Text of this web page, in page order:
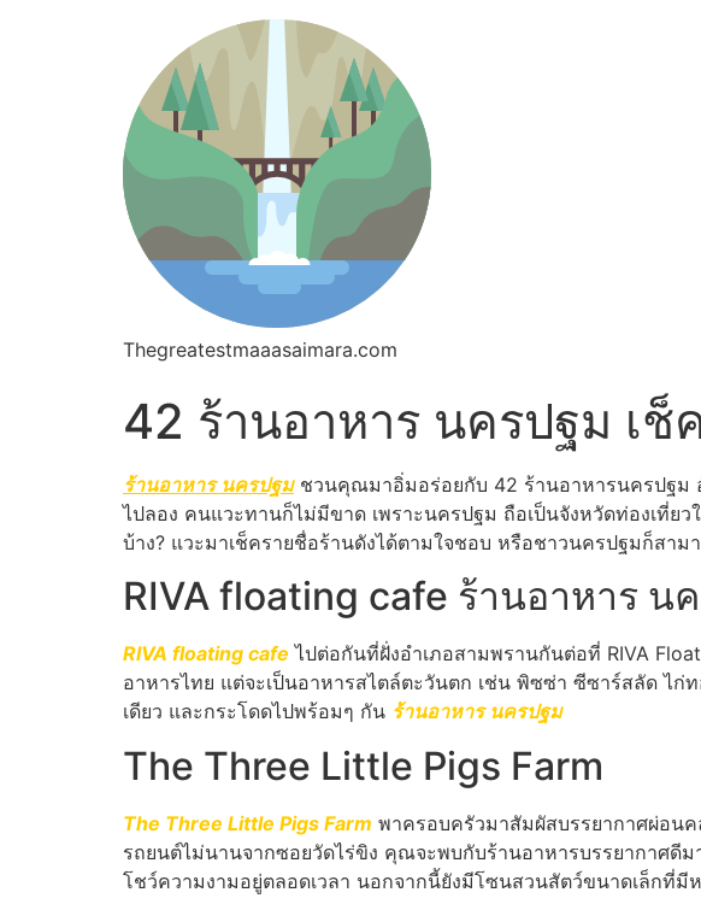
Thegreatestmaaasaimara.com
42 ร้านอาหาร นครปฐม เช็
ร้านอาหาร นครปฐมชวนคุณมาอิ่มอร่อยกับ 42 ร้านอาหารนครปฐม
ไปลอง คนแวะทานก็ไม่มีขาด เพราะนครปฐม ถือเป็นจังหวัดท่องเที่ย
บ้าง? แวะมาเช็ครายชื่อร้านดังได้ตามใจชอบ หรือชาวนครปฐมก็สาม
RIVA floating cafe ร้านอาหาร น
RIVA floating cafe ไปต่อกันที่ฝั่งอำเภอสามพรานกันต่อที่ RIVA
อาหารไทย แต่จะเป็นอาหารสไตล์ตะวันตก เช่น พิซซ่า ซีซาร์สลัด ไก่ท
เดียว และกระโดดไปพร้อมๆ กัน ร้านอาหาร นครปฐม
The Three Little Pigs Farm
The Three Little Pigs Farm พาครอบครัวมาสัมผัสบรรยากาศผ่อน
รถยนต์ไม่นานจากซอยวัดไร่ขิง คุณจะพบกับร้านอาหารบรรยากาศดี
โชว์ความงามอยู่ตลอดเวลา นอกจากนี้ยังมีโซนสวนสัตว์ขนาดเล็กที่